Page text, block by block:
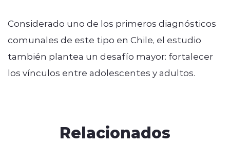
Considerado uno de los primeros diagnósticos
comunales de este tipo en Chile, el estudio
también plantea un desafío mayor: fortalecer
los vínculos entre adolescentes y adultos.
Relacionados